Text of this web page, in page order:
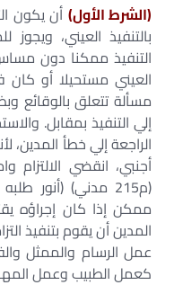
(الشرط الأول)أن يكون
بالتنفيذ العيني،
التنفيذ ممكنا دون
العيني مستحيلا أو
مسألة تتعلق بالوقائع
إلي التنفيذ بمقابل.
الراجعة إلي خطأ المدين،
أجنبي، انقضي الالتزام
ممكن إذا كان إجراؤه
المدين أن يقوم بتنفيذ
عمل الرسام والممثل
كعمل الطبيب وعمل